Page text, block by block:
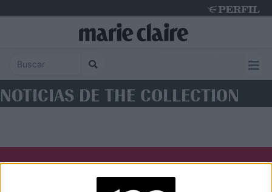
NOTICIAS DE THE COLLECTION